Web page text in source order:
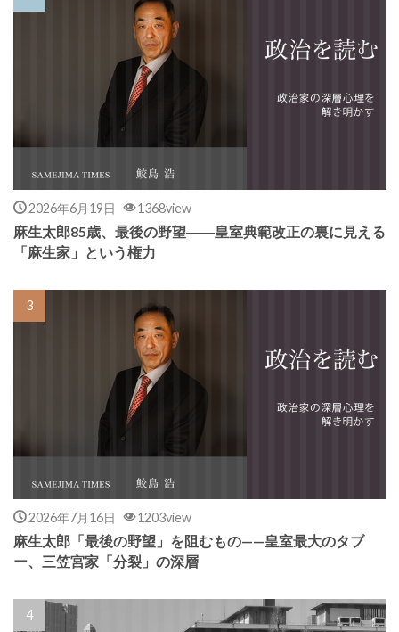
2026年6月19日 1368view
麻生太郎85歳、最後の野望――皇室典範改正の裏に見える
「麻生家」という権力
2026年7月16日 1203view
麻生太郎「最後の野望」を阻むもの——皇室最大のタブ
ー、三笠宮家「分裂」の深層